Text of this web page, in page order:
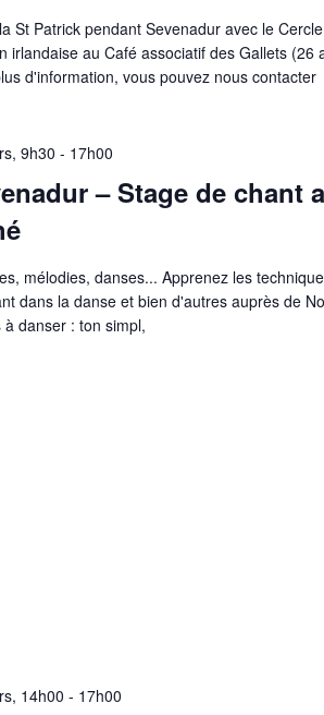
St Patrick pendant Sevenadur avec le
irlandaise au Café associatif des Gallets (26
d'information, vous pouvez nous contacter
9h30 - 17h00
– Stage de chant
mélodies, danses... Apprenez les
dans la danse et bien d'autres auprès de
à danser : ton simpl,
14h00 - 17h00